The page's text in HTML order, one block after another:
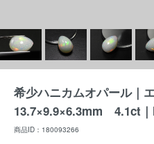
希少ハニカムオパール｜
13.7×9.9×6.3mm 4.1ct
商品ID：180093266